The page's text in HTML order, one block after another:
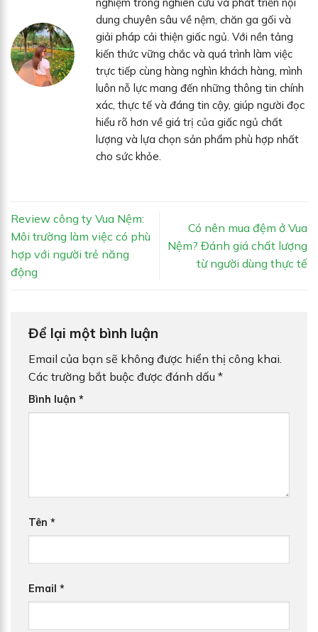
dung chuyên sâu về nệm, chăn ga gối và
giải pháp cải thiện giấc ngủ. Với nền tảng
kiến thức vững chắc và quá trình làm việc
trực tiếp cùng hàng nghìn khách hàng, mình
luôn nỗ lực mang đến những thông tin chính
xác, thực tế và đáng tin cậy, giúp người đọc
hiểu rõ hơn về giá trị của giấc ngủ chất
lượng và lựa chọn sản phẩm phù hợp nhất
cho sức khỏe.
Review công ty Vua Nệm:
Môi trường làm việc có phù
hợp với người trẻ năng
động
Có nên mua đệm ở Vua
Nệm? Đánh giá chất lượng
từ người dùng thực tế
Để lại một bình luận
Email của bạn sẽ không được hiển thị công khai.
Các trường bắt buộc được đánh dấu *
Bình luận *
Tên *
Email *